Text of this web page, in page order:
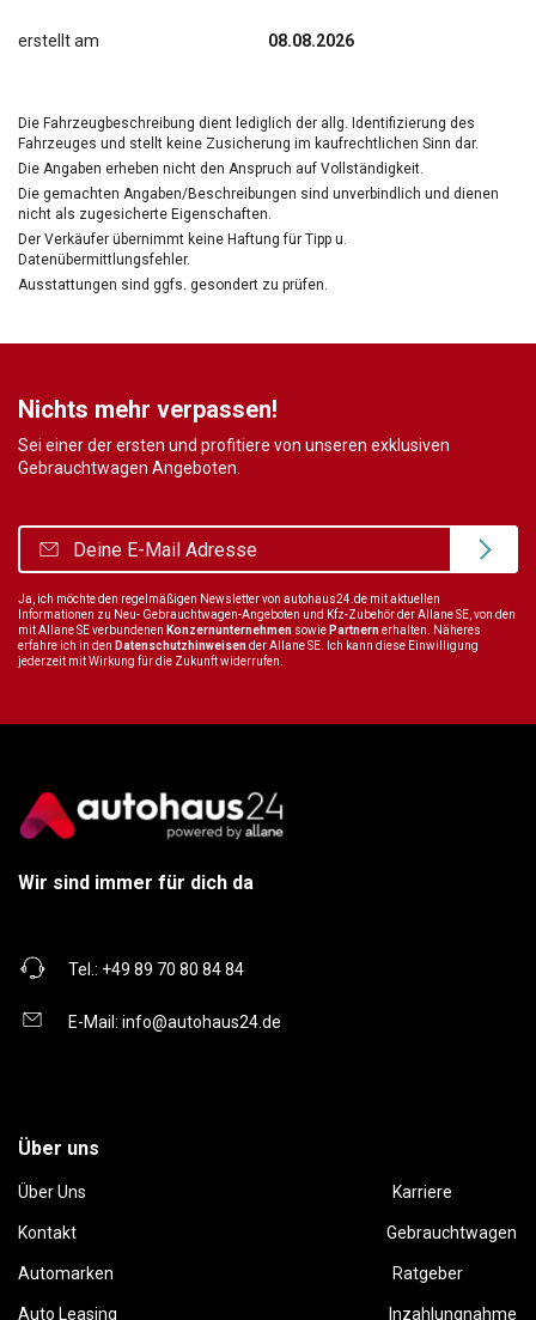
erstellt am 08.08.2026
Die Fahrzeugbeschreibung dient lediglich der allg. Identifizierung des
Fahrzeuges und stellt keine Zusicherung im kaufrechtlichen Sinn dar.
Die Angaben erheben nicht den Anspruch auf Vollständigkeit.
Die gemachten Angaben/Beschreibungen sind unverbindlich und dienen
nicht als zugesicherte Eigenschaften.
Der Verkäufer übernimmt keine Haftung für Tipp u.
Datenübermittlungsfehler.
Ausstattungen sind ggfs. gesondert zu prüfen.
Nichts mehr verpassen!
Sei einer der ersten und profitiere von unseren exklusiven
Gebrauchtwagen Angeboten.
Ja, ich möchte den regelmäßigen Newsletter von autohaus24.de mit aktuellen
Informationen zu Neu- Gebrauchtwagen-Angeboten und Kfz-Zubehör der Allane SE, von den
mit Allane SE verbundenen Konzernunternehmen sowie Partnernerhalten. Näheres
erfahre ich in den Datenschutzhinweisender Allane SE. Ich kann diese Einwilligung
jederzeit mit Wirkung für die Zukunft widerrufen.
Wir sind immer für dich da
Tel.: +49 89 70 80 84 84
E-Mail: info@autohaus24.de
Über uns
Über Uns Karriere
Kontakt Gebrauchtwagen
Automarken Ratgeber
Auto Leasing Inzahlungnahme